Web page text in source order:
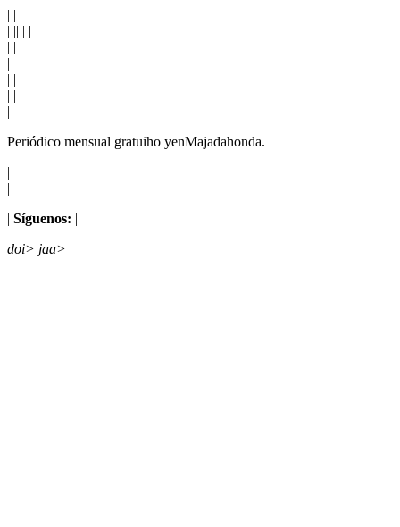
| |
| || | |
| |
|
| | |
| | |
|
Periódico mensual gratuiho yenMajadahonda.
|
|
| Síguenos: |
doi> jaa>